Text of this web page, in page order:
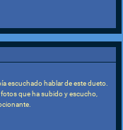
escuchado hablar de este dueto.
que ha subido y escucho,